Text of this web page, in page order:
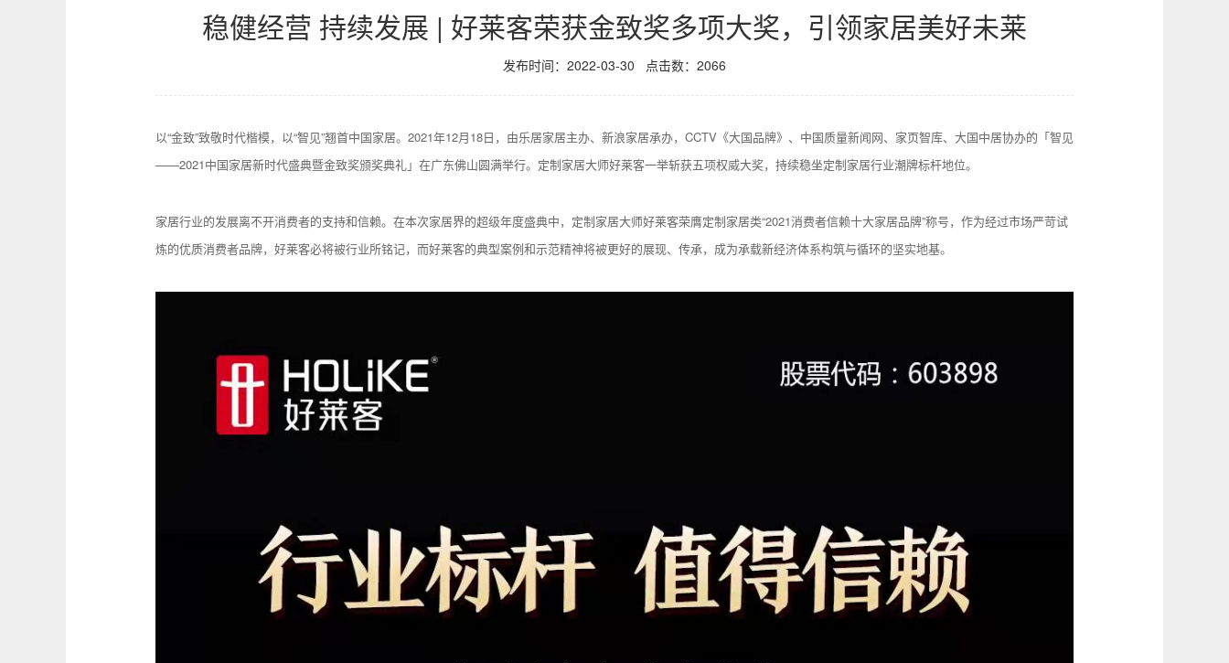
稳健经营 持续发展 | 好莱客荣获金致奖多项大奖，引领家居美好未莱
发布时间：2022-03-30 点击数： 2066
以“金致”致敬时代楷模，以“智见”翘首中国家居。2021年12月18日，由乐居家居主办、新浪家居承办，CCTV《大国品牌》、中国质量新闻网、家页智库、大国中居协办的「智见
——2021中国家居新时代盛典暨金致奖颁奖典礼」在广东佛山圆满举行。定制家居大师好莱客一举斩获五项权威大奖，持续稳坐定制家居行业潮牌标杆地位。
家居行业的发展离不开消费者的支持和信赖。在本次家居界的超级年度盛典中，定制家居大师好莱客荣膺定制家居类“2021消费者信赖十大家居品牌”称号，作为经过市场严苛试
炼的优质消费者品牌，好莱客必将被行业所铭记，而好莱客的典型案例和示范精神将被更好的展现、传承，成为承载新经济体系构筑与循环的坚实地基。